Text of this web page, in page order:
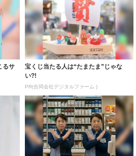
るサ
宝くじ当たる人は“たまたま”じゃな
い?!
PR(合同会社デジタルファーム )